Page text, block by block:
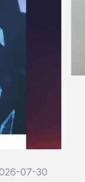
07-30